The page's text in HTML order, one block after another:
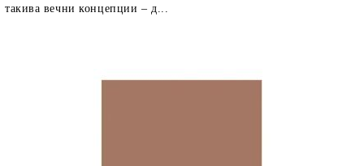
такива вечни концепции – д...